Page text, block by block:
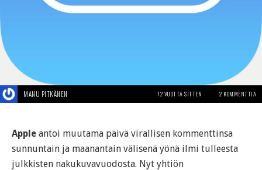
MANU PITKÄNEN 12 VUOTTA SITTEN 2 KOMMENTTIA
Apple antoi muutama päivä virallisen kommenttinsa
sunnuntain ja maanantain välisenä yönä ilmi tulleesta
julkkisten nakukuvavuodosta. Nyt yhtiön